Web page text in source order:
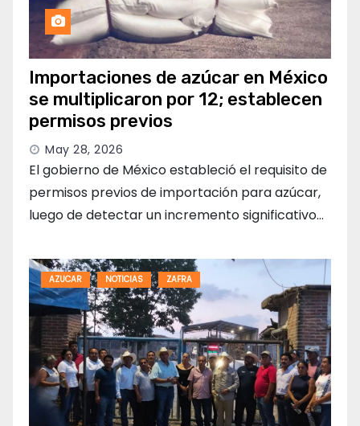
Importaciones de azúcar en México
se multiplicaron por 12; establecen
permisos previos
May 28, 2026
El gobierno de México estableció el requisito de
permisos previos de importación para azúcar,
luego de detectar un incremento significativo…
AZUCAR NOTICIAS ZAFRA